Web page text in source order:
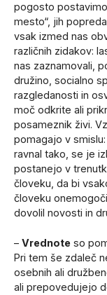
pogosto
mesto“, jih
vsak izmed nas
različnih zidakov:
nas zaznamovali,
družino, socialno
razgledanosti in
moč odkrite ali
posameznik živi.
pomagajo v
ravnal tako, se je
postanejo v
človeku, da bi
človeku
dovolil novosti in
– Vrednote so
Pri tem še zdaleč
osebnih ali
ali prepovedujejo